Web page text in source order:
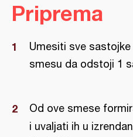
Priprema
Umesiti sve
smesu da odstoji 1
Od ove smese
i uvaljati ih u